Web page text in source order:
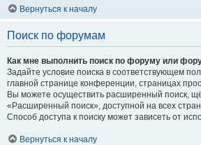
Вернуться к началу
Поиск по форумам
Как мне выполнить поиск по форуму или
Задайте условие поиска в соответствующем
главной странице конференции, страницах
Вы можете осуществить расширенный поиск,
«Расширенный поиск», доступной на всех
Способ доступа к поиску может зависеть от
Вернуться к началу